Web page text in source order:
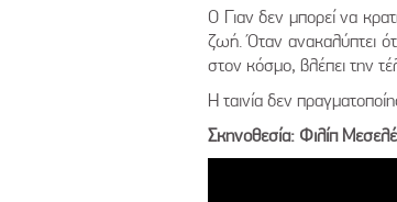
Ο Γιαν δεν μπορεί να
ζωή. Όταν ανακαλύπτει
στον κόσμο, βλέπει την
Η ταινία δεν
Σκηνοθεσία: Φιλίπ